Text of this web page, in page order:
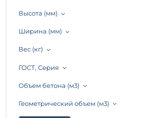
Высота (мм)
Ширина (мм)
Вес (кг)
ГОСТ, Серия
Объем бетона (м3)
Геометрический объем (м3)